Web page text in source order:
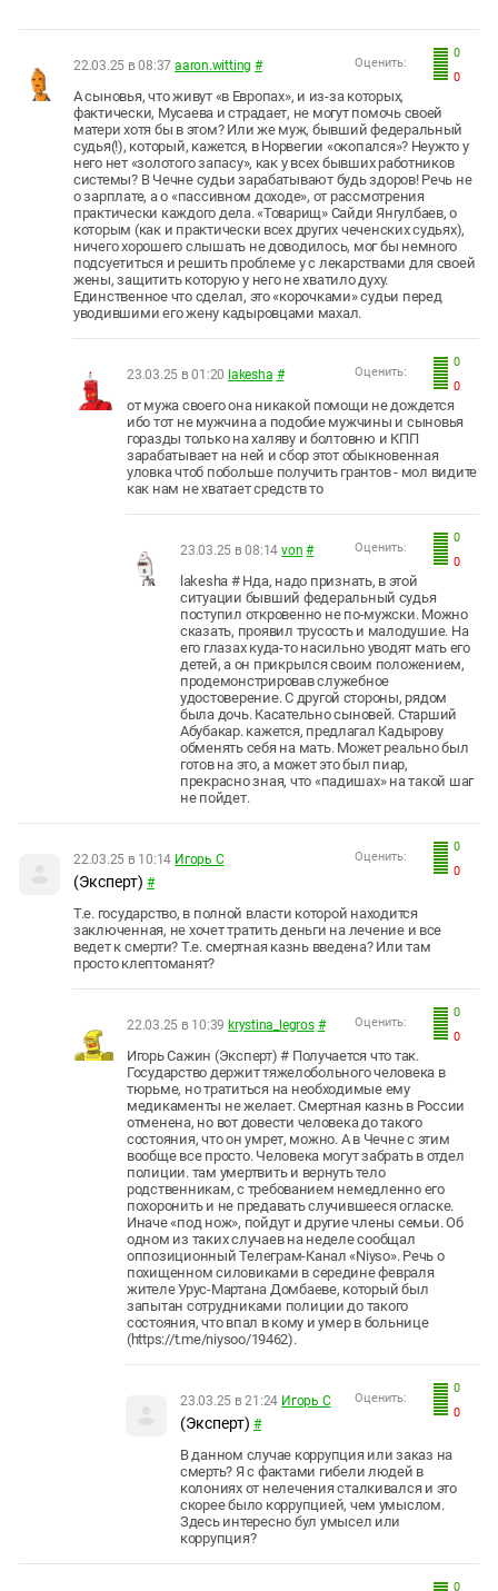
0
0
Оценить:
22.03.25 в 08:37 aaron.witting #
А сыновья, что живут «в Европах», и из-за которых,
фактически, Мусаева и страдает, не могут помочь своей
матери хотя бы в этом? Или же муж, бывший федеральный
судья(!), который, кажется, в Норвегии «окопался»? Неужто у
него нет «золотого запасу», как у всех бывших работников
системы? В Чечне судьи зарабатывают будь здоров! Речь не
о зарплате, а о «пассивном доходе», от рассмотрения
практически каждого дела. «Товарищ» Сайди Янгулбаев, о
которым (как и практически всех других чеченских судьях),
ничего хорошего слышать не доводилось, мог бы немного
подсуетиться и решить проблеме у с лекарствами для своей
жены, защитить которую у него не хватило духу.
Единственное что сделал, это «корочками» судьи перед
уводившими его жену кадыровцами махал.
0
0
Оценить:
23.03.25 в 01:20 lakesha #
от мужа своего она никакой помощи не дождется
ибо тот не мужчина а подобие мужчины и сыновья
горазды только на халяву и болтовню и КПП
зарабатывает на ней и сбор этот обыкновенная
уловка чтоб побольше получить грантов - мол видите
как нам не хватает средств то
0
0
Оценить:
23.03.25 в 08:14 von #
lakesha # Нда, надо признать, в этой
ситуации бывший федеральный судья
поступил откровенно не по-мужски. Можно
сказать, проявил трусость и малодушие. На
его глазах куда-то насильно уводят мать его
детей, а он прикрылся своим положением,
продемонстрировав служебное
удостоверение. С другой стороны, рядом
была дочь. Касательно сыновей. Старший
Абубакар. кажется, предлагал Кадырову
обменять себя на мать. Может реально был
готов на это, а может это был пиар,
прекрасно зная, что «падишах» на такой шаг
не пойдет.
0
0
Оценить:
22.03.25 в 10:14 Игорь С
(Эксперт) #
Т.е. государство, в полной власти которой находится
заключенная, не хочет тратить деньги на лечение и все
ведет к смерти? Т.е. смертная казнь введена? Или там
просто клептоманят?
0
0
Оценить:
22.03.25 в 10:39 krystina_legros #
Игорь Сажин (Эксперт) # Получается что так.
Государство держит тяжелобольного человека в
тюрьме, но тратиться на необходимые ему
медикаменты не желает. Смертная казнь в России
отменена, но вот довести человека до такого
состояния, что он умрет, можно. А в Чечне с этим
вообще все просто. Человека могут забрать в отдел
полиции. там умертвить и вернуть тело
родственникам, с требованием немедленно его
похоронить и не предавать случившееся огласке.
Иначе «под нож», пойдут и другие члены семьи. Об
одном из таких случаев на неделе сообщал
оппозиционный Телеграм-Канал «Niyso». Речь о
похищенном силовиками в середине февраля
жителе Урус-Мартана Домбаеве, который был
запытан сотрудниками полиции до такого
состояния, что впал в кому и умер в больнице
(https://t.me/niysoo/19462).
0
0
Оценить:
23.03.25 в 21:24 Игорь С
(Эксперт) #
В данном случае коррупция или заказ на
смерть? Я с фактами гибели людей в
колониях от нелечения сталкивался и это
скорее было коррупцией, чем умыслом.
Здесь интересно бул умысел или
коррупция?
0